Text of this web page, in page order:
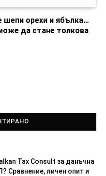
шепи орехи и ябълка…
да стане толкова
Tax Consult за данъчна
Сравнение, личен опит и